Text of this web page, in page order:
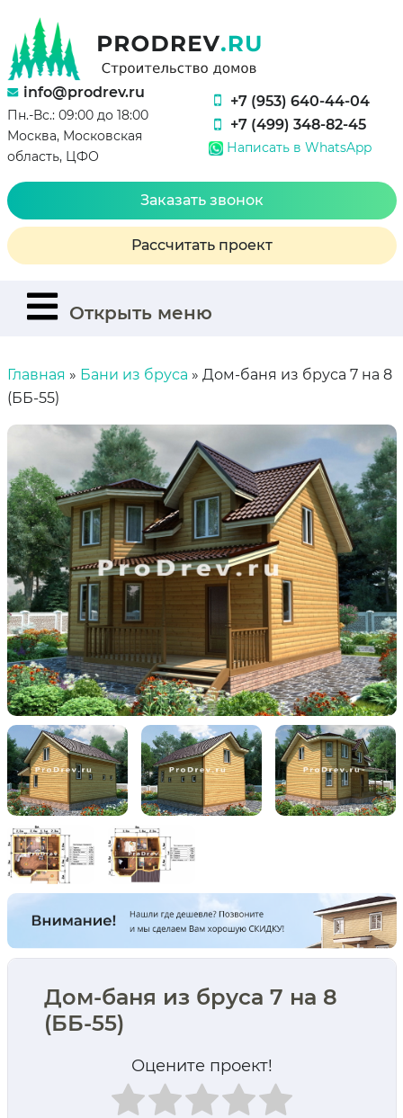
info@prodrev.ru
Пн.-Вс.: 09:00 до 18:00
Москва, Московская
область, ЦФО
+7 (953) 640-44-04
+7 (499) 348-82-45
Написать в WhatsApp
Заказать звонок
Рассчитать проект
Открыть меню
Главная » Бани из бруса » Дом-баня из бруса 7 на 8
(ББ-55)
Дом-баня из бруса 7 на 8
(ББ-55)
Оцените проект!